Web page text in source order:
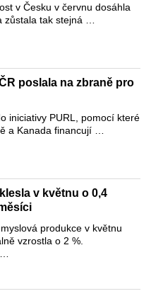
v Česku v červnu dosáhla
zůstala tak stejná …
poslala na zbraně pro
iniciativy PURL, pomocí které
a Kanada financují …
v květnu o 0,4
produkce v květnu
vzrostla o 2 %.